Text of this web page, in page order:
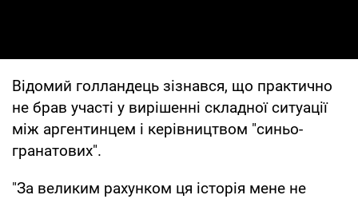
Відомий голландець зізнався, що практично
не брав участі у вирішенні складної ситуації
між аргентинцем і керівництвом "синьо-
гранатових".
"За великим рахунком ця історія мене не